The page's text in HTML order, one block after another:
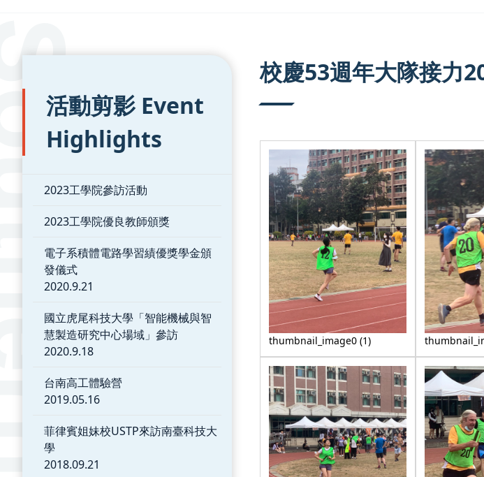
:::
活動剪影 Event
Highlights
2023工學院參訪活動
2023工學院優良教師頒獎
電子系積體電路學習績優獎學金頒
發儀式
2020.9.21
國立虎尾科技大學「智能機械與智
慧製造研究中心場域」參訪
2020.9.18
台南高工體驗營
2019.05.16
菲律賓姐妹校USTP來訪南臺科技大
學
2018.09.21
校慶53週年大隊接力
thumbnail_image0 (1)